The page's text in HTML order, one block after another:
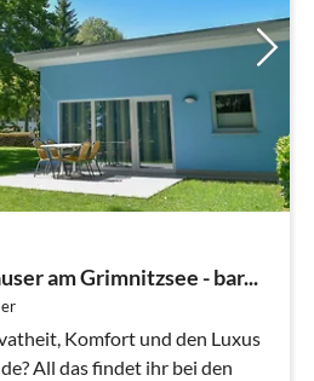
am Grimnitzsee - bar...
Komfort und den Luxus
All das findet ihr bei den